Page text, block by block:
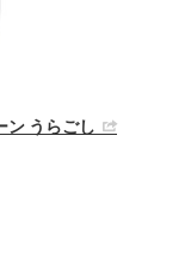
ン うらごし